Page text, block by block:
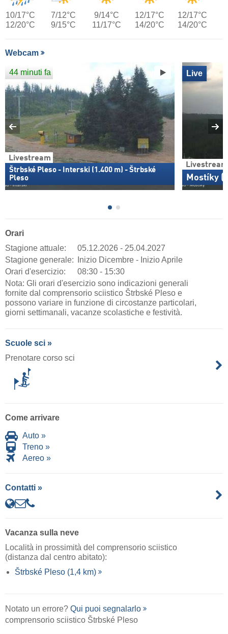
10/17°C
12/20°C
7/12°C
9/15°C
9/14°C
11/17°C
12/17°C
14/20°C
12/17°C
14/20°C
Webcam
Livestream
Štrbské Pleso - Interski (1.400 m) - Štrbské
Pleso
44 minuti fa
Livestream
Mostíky
Live
Orari
Stagione attuale:
05.12.2026 - 25.04.2027
Stagione generale:
Inizio Dicembre - Inizio Aprile
Orari d'esercizio:
08:30 - 15:30
Nota: Gli orari d'esercizio sono indicazioni generali
fornite dal comprensorio sciistico Štrbské Pleso e
possono variare in funzione di circostanze particolari,
giorni settimanali, vacanze scolastiche e festività.
Scuole sci »
Prenotare corso sci
Come arrivare
Auto »
Treno »
Aereo »
Contatti »
Vacanza sulla neve
Località in prossimità del comprensorio sciistico
(distanza dal centro abitato):
Štrbské Pleso (1,4 km)
Notato un errore? Qui puoi segnalarlo
comprensorio sciistico Štrbské Pleso